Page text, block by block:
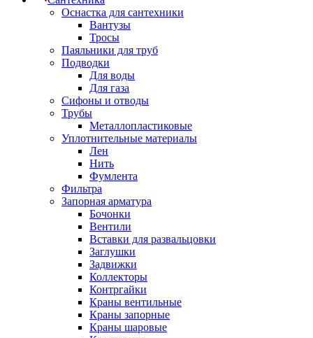
Оснастка для сантехники
Вантузы
Тросы
Паяльники для труб
Подводки
Для воды
Для газа
Сифоны и отводы
Трубы
Металлопластиковые
Уплотнительные материалы
Лен
Нить
Фумлента
Фильтра
Запорная арматура
Бочонки
Вентили
Вставки для развальцовки
Заглушки
Задвижки
Коллекторы
Контргайки
Краны вентильные
Краны запорные
Краны шаровые